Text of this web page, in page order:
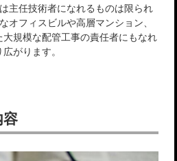
主任技術者になれるものは限られ
オフィスビルや高層マンション、
規模な配管工事の責任者にもなれ
がります。